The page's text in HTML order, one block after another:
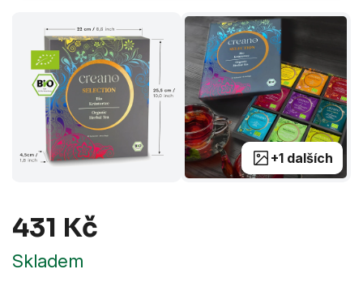
+1 dalších
431 Kč
Skladem